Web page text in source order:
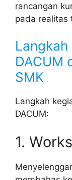
rancangan
pada realitas
Langkah
DACUM
SMK
Langkah
DACUM:
1.